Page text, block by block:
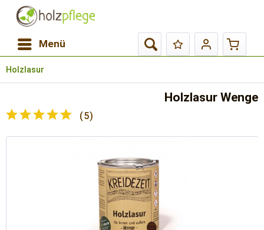
Menü
Holzlasur
Holzlasur Wenge
(5)